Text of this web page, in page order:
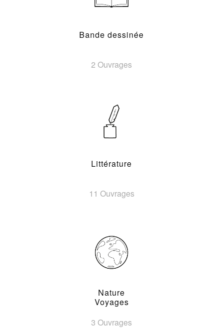
Bande dessinée
2 Ouvrages
Littérature
11 Ouvrages
Nature
Voyages
3 Ouvrages